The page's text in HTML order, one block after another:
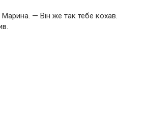
— Він же так тебе кохав.